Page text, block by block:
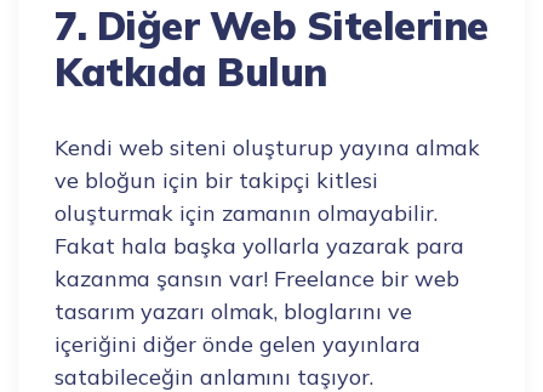
7. Diğer Web Sitelerine
Katkıda Bulun
Kendi web siteni oluşturup yayına almak
ve bloğun için bir takipçi kitlesi
oluşturmak için zamanın olmayabilir.
Fakat hala başka yollarla yazarak para
kazanma şansın var! Freelance bir web
tasarım yazarı olmak, bloglarını ve
içeriğini diğer önde gelen yayınlara
satabileceğin anlamını taşıyor.